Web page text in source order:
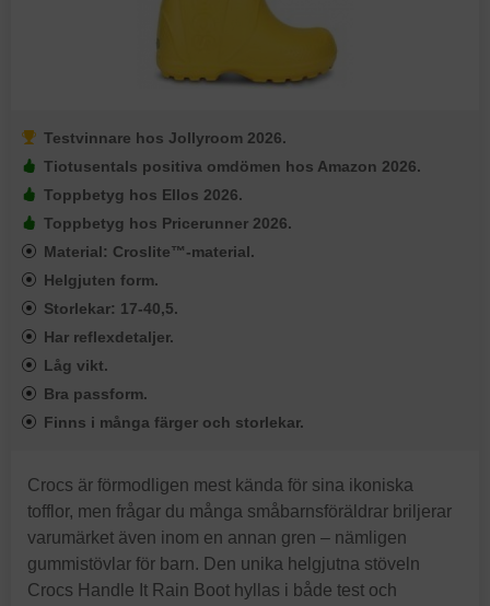
Testvinnare hos Jollyroom 2026.
Tiotusentals positiva omdömen hos Amazon 2026.
Toppbetyg hos Ellos 2026.
Toppbetyg hos Pricerunner 2026.
Material: Croslite™-material.
Helgjuten form.
Storlekar: 17-40,5.
Har reflexdetaljer.
Låg vikt.
Bra passform.
Finns i många färger och storlekar.
Crocs är förmodligen mest kända för sina ikoniska
tofflor, men frågar du många småbarnsföräldrar briljerar
varumärket även inom en annan gren – nämligen
gummistövlar för barn. Den unika helgjutna stöveln
Crocs Handle It Rain Boot hyllas i både test och